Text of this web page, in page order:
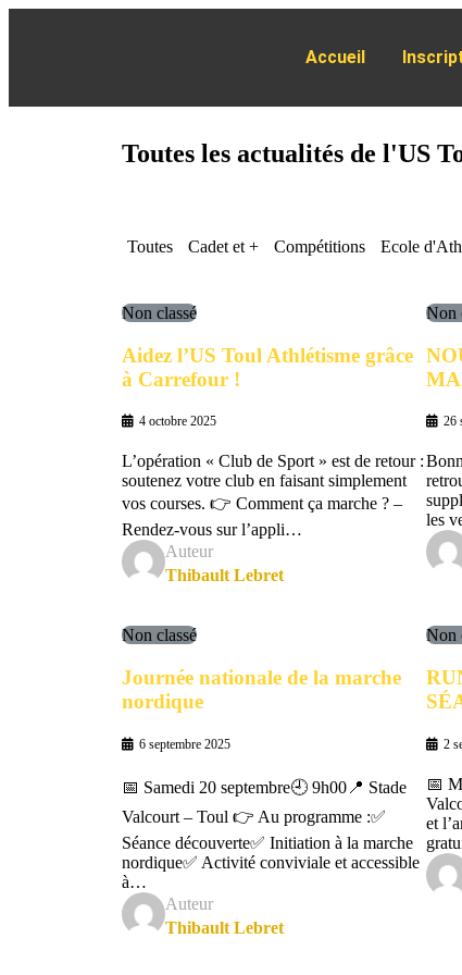
Accueil
Toutes les actualités de l'US
Toutes Cadet et + Compétitions Ecole
Non classé
Aidez l’US Toul Athlétisme grâce
à Carrefour !
4 octobre 2025
L’opération « Club de Sport » est de retour :
soutenez votre club en faisant simplement
vos courses. 👉 Comment ça marche ? –
Rendez-vous sur l’appli…
Auteur
Thibault Lebret
Non
26
les
Non classé
Journée nationale de la marche
nordique
6 septembre 2025
📅 Samedi 20 septembre🕘 9h00📍 Stade
Valcourt – Toul 👉 Au programme :✅
Séance découverte✅ Initiation à la marche
nordique✅ Activité conviviale et accessible
à…
Auteur
Thibault Lebret
Non
2
📅
et